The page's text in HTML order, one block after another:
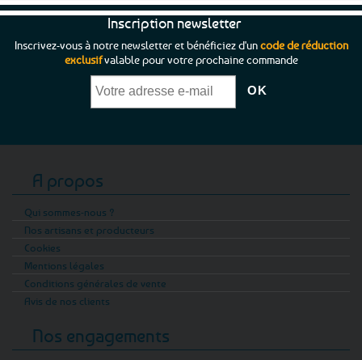
Inscription newsletter
Inscrivez-vous à notre newsletter et bénéficiez d'uncode de réduction
exclusifvalable pour votre prochaine commande
A propos
Qui sommes-nous ?
Nos artisans et producteurs
Cookies
Mentions légales
Conditions générales de vente
Avis de nos clients
Nos engagements